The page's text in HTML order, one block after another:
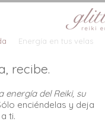
Energía en tus velas
recibe.
energía del Reiki, su
enciéndelas y deja
ti.